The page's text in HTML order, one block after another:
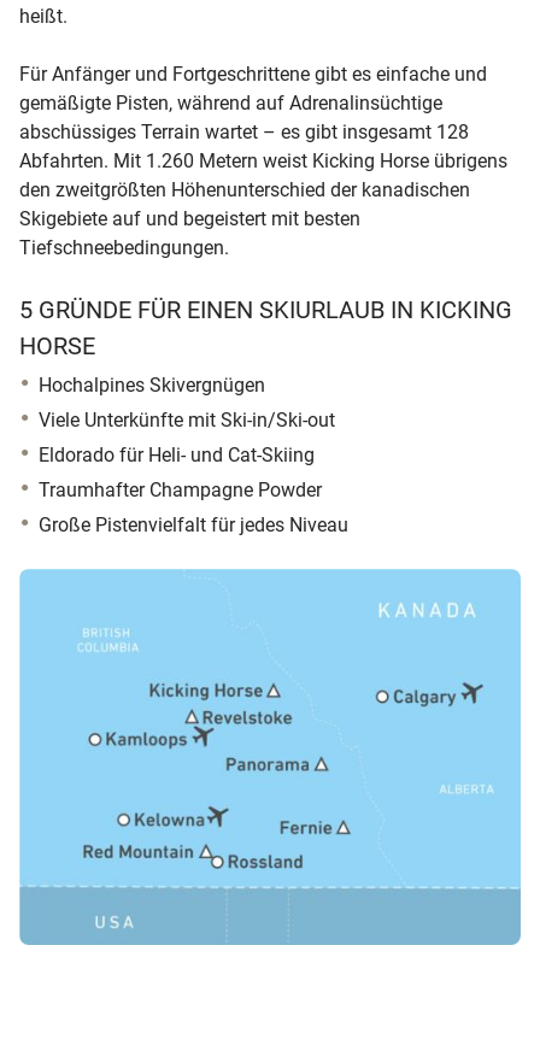
heißt.
Für Anfänger und Fortgeschrittene gibt es einfache und
gemäßigte Pisten, während auf Adrenalinsüchtige
abschüssiges Terrain wartet – es gibt insgesamt 128
Abfahrten. Mit 1.260 Metern weist Kicking Horse übrigens
den zweitgrößten Höhenunterschied der kanadischen
Skigebiete auf und begeistert mit besten
Tiefschneebedingungen.
5 GRÜNDE FÜR EINEN SKIURLAUB IN KICKING
HORSE
Hochalpines Skivergnügen
Viele Unterkünfte mit Ski-in/Ski-out
Eldorado für Heli- und Cat-Skiing
Traumhafter Champagne Powder
Große Pistenvielfalt für jedes Niveau